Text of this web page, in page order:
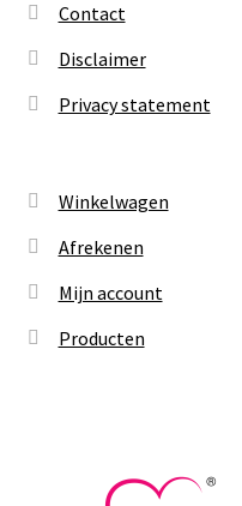
Contact
Disclaimer
Privacy statement
Winkelwagen
Afrekenen
Mijn account
Producten